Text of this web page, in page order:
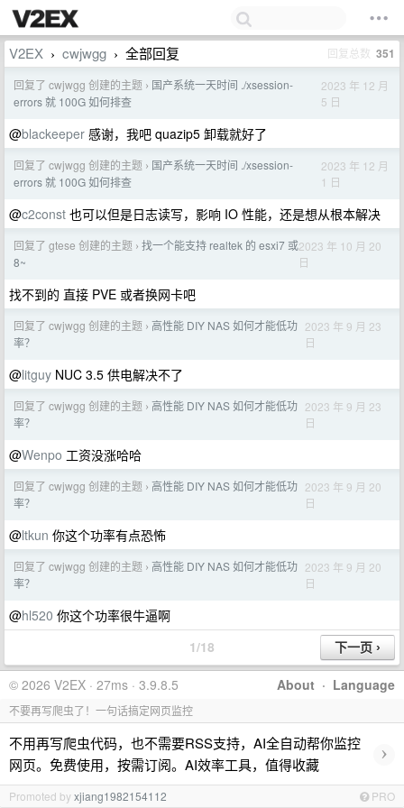
V2EX › cwjwgg › 全部回复 回复总数 351
回复了 cwjwgg 创建的主题 › 国产系统一天时间 ./xsession-
errors 就 100G 如何排查
2023 年 12 月
5 日
@blackeeper 感谢，我吧 quazip5 卸载就好了
回复了 cwjwgg 创建的主题 › 国产系统一天时间 ./xsession-
errors 就 100G 如何排查
2023 年 12 月
1 日
@c2const 也可以但是日志读写，影响 IO 性能，还是想从根本解决
回复了 gtese 创建的主题 › 找一个能支持 realtek 的 esxi7 或
8~
2023 年 10 月 20
日
找不到的 直接 PVE 或者换网卡吧
回复了 cwjwgg 创建的主题 › 高性能 DIY NAS 如何才能低功
率？
2023 年 9 月 23
日
@litguy NUC 3.5 供电解决不了
回复了 cwjwgg 创建的主题 › 高性能 DIY NAS 如何才能低功
率？
2023 年 9 月 23
日
@Wenpo 工资没涨哈哈
回复了 cwjwgg 创建的主题 › 高性能 DIY NAS 如何才能低功
率？
2023 年 9 月 20
日
@ltkun 你这个功率有点恐怖
回复了 cwjwgg 创建的主题 › 高性能 DIY NAS 如何才能低功
率？
2023 年 9 月 20
日
@hl520 你这个功率很牛逼啊
1/18
About · Language
© 2026 V2EX · 27ms · 3.9.8.5
不要再写爬虫了！一句话搞定网页监控
不用再写爬虫代码，也不需要RSS支持，AI全自动帮你监控
网页。免费使用，按需订阅。AI效率工具，值得收藏
›
Promoted byxjiang1982154112 PRO